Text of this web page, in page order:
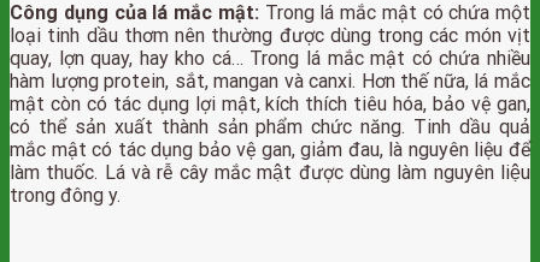
Công dụng của lá mắc mật: Trong lá mắc mật có chứa một
loại tinh dầu thơm nên thường được dùng trong các món vịt
quay, lợn quay, hay kho cá… Trong lá mắc mật có chứa nhiều
hàm lượng protein, sắt, mangan và canxi. Hơn thế nữa, lá mắc
mật còn có tác dụng lợi mật, kích thích tiêu hóa, bảo vệ gan,
có thể sản xuất thành sản phẩm chức năng. Tinh dầu quả
mắc mật có tác dụng bảo vệ gan, giảm đau, là nguyên liệu để
làm thuốc. Lá và rễ cây mắc mật được dùng làm nguyên liệu
trong đông y.